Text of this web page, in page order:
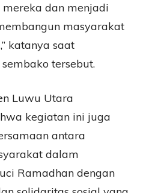
dan menjadi
masyarakat
katanya saat
tersebut.
Luwu Utara
kegiatan ini juga
antara
dalam
Ramadhan dengan